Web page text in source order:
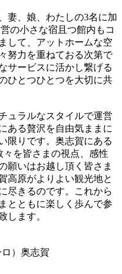
妻、娘、わたしの3名に加
の小さな宿且つ館内もコ
して、アットホームな空
努力を重ねておる次第で
サービスに活かし繋げる
ひとつひとつを大切に共
ュラルなスタイルで運営
ある贅沢を自由気ままに
限りです。奥志賀にある
々を皆さまの視点、感性
願いはお越し頂く皆さま
高原がよりよい観光地と
尽きるのです。これから
とともに楽しく歩んで参
します。
）奥志賀